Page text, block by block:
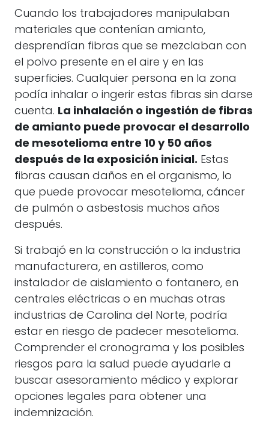
Cuando los trabajadores manipulaban
materiales que contenían amianto,
desprendían fibras que se mezclaban con
el polvo presente en el aire y en las
superficies. Cualquier persona en la zona
podía inhalar o ingerir estas fibras sin darse
cuenta. La inhalación o ingestión de fibras
de amianto puede provocar el desarrollo
de mesotelioma entre 10 y 50 años
después de la exposición inicial. Estas
fibras causan daños en el organismo, lo
que puede provocar mesotelioma, cáncer
de pulmón o asbestosis muchos años
después.
Si trabajó en la construcción o la industria
manufacturera, en astilleros, como
instalador de aislamiento o fontanero, en
centrales eléctricas o en muchas otras
industrias de Carolina del Norte, podría
estar en riesgo de padecer mesotelioma.
Comprender el cronograma y los posibles
riesgos para la salud puede ayudarle a
buscar asesoramiento médico y explorar
opciones legales para obtener una
indemnización.